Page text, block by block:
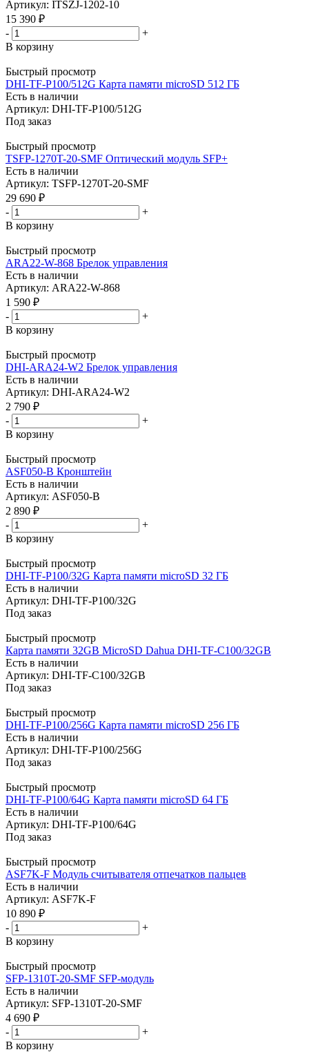
Артикул: ITSZJ-1202-10
15 390 ₽
-
+
В корзину
Быстрый просмотр
DHI-TF-P100/512G Карта памяти microSD 512 ГБ
Есть в наличии
Артикул: DHI-TF-P100/512G
Под заказ
Быстрый просмотр
TSFP-1270T-20-SMF Оптический модуль SFP+
Есть в наличии
Артикул: TSFP-1270T-20-SMF
29 690 ₽
-
+
В корзину
Быстрый просмотр
ARA22-W-868 Брелок управления
Есть в наличии
Артикул: ARA22-W-868
1 590 ₽
-
+
В корзину
Быстрый просмотр
DHI-ARA24-W2 Брелок управления
Есть в наличии
Артикул: DHI-ARA24-W2
2 790 ₽
-
+
В корзину
Быстрый просмотр
ASF050-B Кронштейн
Есть в наличии
Артикул: ASF050-B
2 890 ₽
-
+
В корзину
Быстрый просмотр
DHI-TF-P100/32G Карта памяти microSD 32 ГБ
Есть в наличии
Артикул: DHI-TF-P100/32G
Под заказ
Быстрый просмотр
Карта памяти 32GB MicroSD Dahua DHI-TF-C100/32GB
Есть в наличии
Артикул: DHI-TF-C100/32GB
Под заказ
Быстрый просмотр
DHI-TF-P100/256G Карта памяти microSD 256 ГБ
Есть в наличии
Артикул: DHI-TF-P100/256G
Под заказ
Быстрый просмотр
DHI-TF-P100/64G Карта памяти microSD 64 ГБ
Есть в наличии
Артикул: DHI-TF-P100/64G
Под заказ
Быстрый просмотр
ASF7K-F Модуль считывателя отпечатков пальцев
Есть в наличии
Артикул: ASF7K-F
10 890 ₽
-
+
В корзину
Быстрый просмотр
SFP-1310T-20-SMF SFP-модуль
Есть в наличии
Артикул: SFP-1310T-20-SMF
4 690 ₽
-
+
В корзину